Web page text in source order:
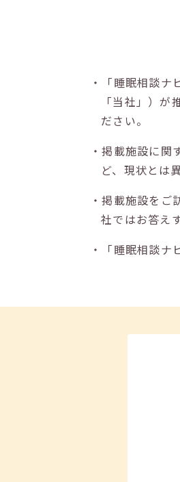
・「睡眠相談
「当社」）
ださい。
・掲載施設に
ど、現状とは
・掲載施設を
社ではお答え
・「睡眠相談ナ